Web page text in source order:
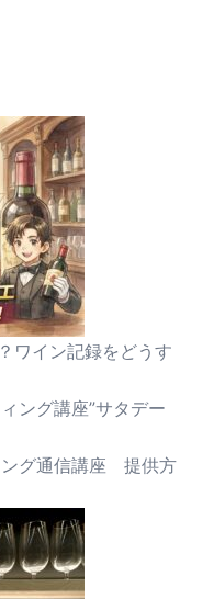
ワイン記録をどうす
ング講座”サタデー
ング通信講座 提供方